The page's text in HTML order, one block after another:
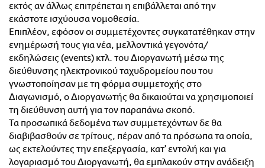
εκτός αν άλλως επιτρέπεται η επιβάλλεται από την
εκάστοτε ισχύουσα νομοθεσία.
Επιπλέον, εφόσον οι συμμετέχοντες συγκατατέθηκαν στην
ενημέρωσή τους για νέα, μελλοντικά γεγονότα/
εκδηλώσεις (events) κτλ. του Διοργανωτή μέσω της
διεύθυνσης ηλεκτρονικού ταχυδρομείου που του
γνωστοποίησαν με τη φόρμα συμμετοχής στο
Διαγωνισμό, ο Διοργανωτής θα δικαιούται να χρησιμοποιεί
τη διεύθυνση αυτή για τον παραπάνω σκοπό.
Τα προσωπικά δεδομένα των συμμετεχόντων δε θα
διαβιβασθούν σε τρίτους, πέραν από τα πρόσωπα τα οποία,
ως εκτελούντες την επεξεργασία, κατ' εντολή και για
λογαριασμό του Διοργανωτή, θα εμπλακούν στην ανάδειξη